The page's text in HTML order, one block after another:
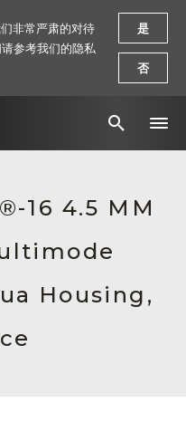
16 4.5 MM
Housing,
非常严肃的对待
参考我们的隐私
是
否